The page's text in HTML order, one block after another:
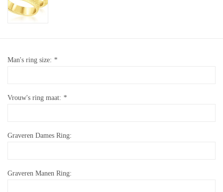
Man's ring size: *
Vrouw's ring maat: *
Graveren Dames Ring:
Graveren Manen Ring: